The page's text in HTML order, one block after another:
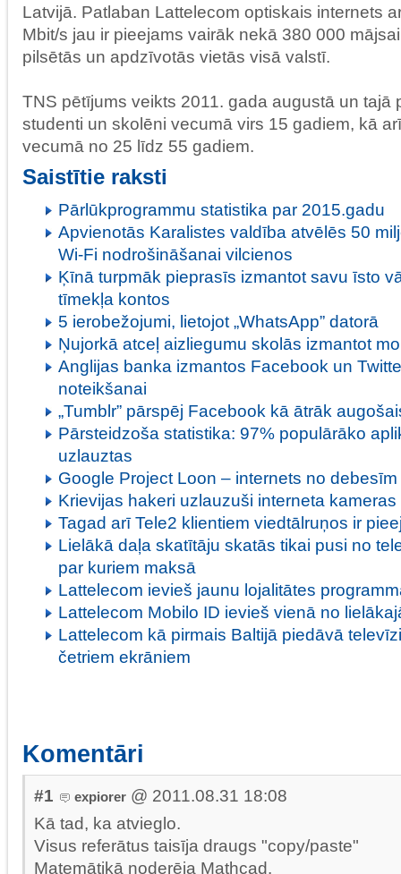
Latvijā. Patlaban Lattelecom optiskais internets
Mbit/s jau ir pieejams vairāk nekā 380 000
pilsētās un apdzīvotās vietās visā valstī.
TNS pētījums veikts 2011. gada augustā un tajā
studenti un skolēni vecumā virs 15 gadiem, kā
vecumā no 25 līdz 55 gadiem.
Saistītie raksti
Pārlūkprogrammu statistika par 2015.gadu
Apvienotās Karalistes valdība atvēlēs 50
Wi-Fi nodrošināšanai vilcienos
Ķīnā turpmāk pieprasīs izmantot savu īsto
tīmekļa kontos
5 ierobežojumi, lietojot „WhatsApp” datorā
Ņujorkā atceļ aizliegumu skolās izmantot
Anglijas banka izmantos Facebook un
noteikšanai
„Tumblr” pārspēj Facebook kā ātrāk
Pārsteidzoša statistika: 97% populārāko
uzlauztas
Google Project Loon – internets no debesīm
Krievijas hakeri uzlauzuši interneta
Tagad arī Tele2 klientiem viedtālruņos ir
Lielākā daļa skatītāju skatās tikai pusi no
par kuriem maksā
Lattelecom ievieš jaunu lojalitātes
Lattelecom Mobilo ID ievieš vienā no
Lattelecom kā pirmais Baltijā piedāvā
četriem ekrāniem
Komentāri
#1 expiorer @ 2011.08.31 18:08
Kā tad, ka atvieglo.
Visus referātus taisīja draugs "copy/paste"
Matemātikā noderēja Mathcad.